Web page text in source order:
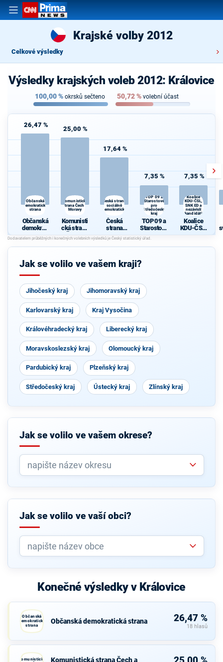
Krajské volby 2012
Celkové výsledky
Výsledky krajských voleb 2012: Královice
100,00% okrsků sečteno 50,72% volební účast
26,47 %
Občanská
demokratická
strana
Občanská
demokrati
cká strana
25,00 %
Komunistická
strana Čech a
Moravy
Komunisti
cká strana
Čech a
Moravy
17,64 %
Česká strana
sociálně
demokratická
Česká
strana
sociálně
demokrati
cká
7,35 %
TOP 09 a
Starostové
pro
Středočeský
kraj
TOP 09 a
Starostové
pro
Středočes
ký kraj
7,35 %
Koalice
KDU-ČSL,
SNK ED a
nezávislí
kandidáti
Koalice
KDU-ČSL,
SNK ED a
kandidáti
Jak se volilo ve vašem kraji?
Jihočeský kraj Jihomoravský kraj
Karlovarský kraj Kraj Vysočina
Královéhradecký kraj Liberecký kraj
Moravskoslezský kraj Olomoucký kraj
Pardubický kraj Plzeňský kraj
Středočeský kraj Ústecký kraj Zlínský kraj
Jak se volilo ve vašem okrese?
Jak se volilo ve vaší obci?
Konečné výsledky v Královice
Občanská
demokratická
strana
Občanská demokratická strana 26,47 %
18 hlasů
Komunistická
Komunistická strana Čech a